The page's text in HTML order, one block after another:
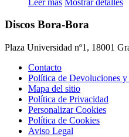
Discos Bora-Bora
Plaza Universidad nº1, 18001
Contacto
Política de Devoluciones
Mapa del sitio
Política de Privacidad
Personalizar Cookies
Política de Cookies
Aviso Legal